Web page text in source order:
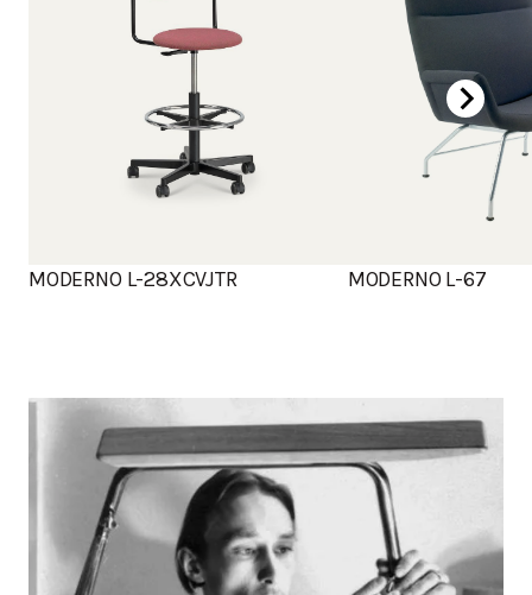
MODERNO L-28XCVJTR MODERNO L-67